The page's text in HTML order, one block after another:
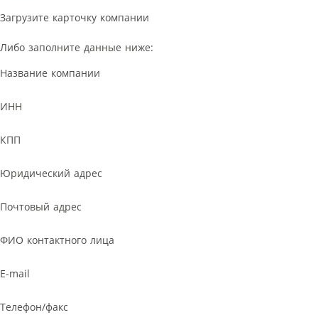
Загрузите карточку компании
Либо заполните данные ниже:
Название компании
ИНН
КПП
Юридический адрес
Почтовый адрес
ФИО контактного лица
E-mail
Телефон/факс